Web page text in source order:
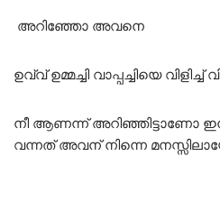
അറിഞ്ഞോ അവനെ
ഉവ്വ് ഉമ്മച്ചി വാപ്പച്ചിയെ
നീ ആണന്ന് അറിഞ്ഞിട്ടാണോ
വന്നത് അവന് നിന്നെ